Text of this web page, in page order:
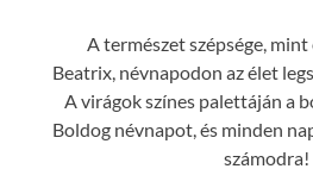
A természet szépsége,
Beatrix, névnapodon az élet
A virágok színes palettáján a
Boldog névnapot, és minden
számodra!